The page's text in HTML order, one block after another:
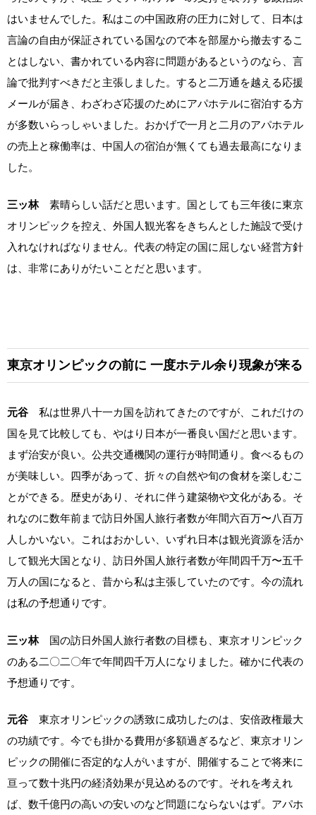
はいませんでした。私はこの中国政府の圧力に対して、日本は
言論の自由が保証されている国なので本を部屋から撤去するこ
とはしない、書かれている内容に問題があるというのなら、言
論で批判すべきだと主張しました。すると二万通を越える応援
メールが届き、わざわざ応援のためにアパホテルに宿泊する方
が多数いらっしゃいました。おかげで一月と二月のアパホテル
の売上と稼働率は、中国人の宿泊が無くても過去最高になりま
した。
三ッ林 素晴らしい話だと思います。国としても三年後に東京
オリンピックを控え、外国人観光客をきちんとした施設で受け
入れなければなりません。代表の特定の国に屈しない経営方針
は、非常にありがたいことだと思います。
東京オリンピックの前に 一度ホテル余り現象が来る
元谷 私は世界八十一カ国を訪れてきたのですが、これだけの
国を見て比較しても、やはり日本が一番良い国だと思います。
まず治安が良い。公共交通機関の運行が時間通り。食べるもの
が美味しい。四季があって、折々の自然や旬の食材を楽しむこ
とができる。歴史があり、それに伴う建築物や文化がある。そ
れなのに数年前まで訪日外国人旅行者数が年間六百万〜八百万
人しかいない。これはおかしい、いずれ日本は観光資源を活か
して観光大国となり、訪日外国人旅行者数が年間四千万〜五千
万人の国になると、昔から私は主張していたのです。今の流れ
は私の予想通りです。
三ッ林 国の訪日外国人旅行者数の目標も、東京オリンピック
のある二〇二〇年で年間四千万人になりました。確かに代表の
予想通りです。
元谷 東京オリンピックの誘致に成功したのは、安倍政権最大
の功績です。今でも掛かる費用が多額過ぎるなど、東京オリン
ピックの開催に否定的な人がいますが、開催することで将来に
亘って数十兆円の経済効果が見込めるのです。それを考えれ
ば、数千億円の高いの安いのなど問題にならないはず。アパホ